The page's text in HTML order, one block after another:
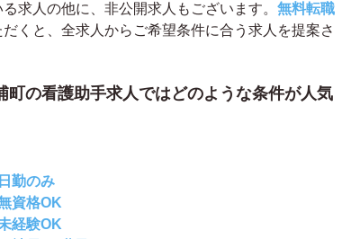
求人の他に、非公開求人もございます。 無料転職
くと、全求人からご希望条件に合う求人を提案さ
町の看護助手求人ではどのような条件が人気
勤のみ
資格OK
経験OK